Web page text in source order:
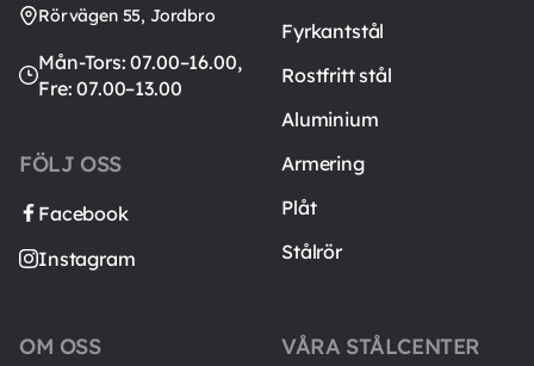
Rörvägen 55, Jordbro
Mån-Tors: 07.00–16.00,
Fre: 07.00–13.00
FÖLJ OSS
Facebook
Instagram
Fyrkantstål
Rostfritt stål
Aluminium
Armering
Plåt
Stålrör
VÅRA STÅLCENTER
OM OSS